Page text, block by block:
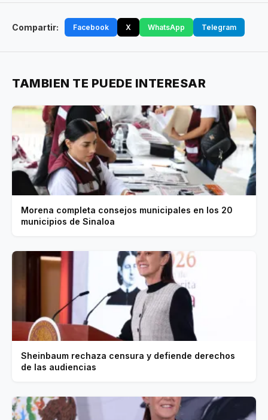
Compartir: Facebook X WhatsApp Telegram
TAMBIEN TE PUEDE INTERESAR
Morena completa consejos municipales en los 20
municipios de Sinaloa
Sheinbaum rechaza censura y defiende derechos
de las audiencias